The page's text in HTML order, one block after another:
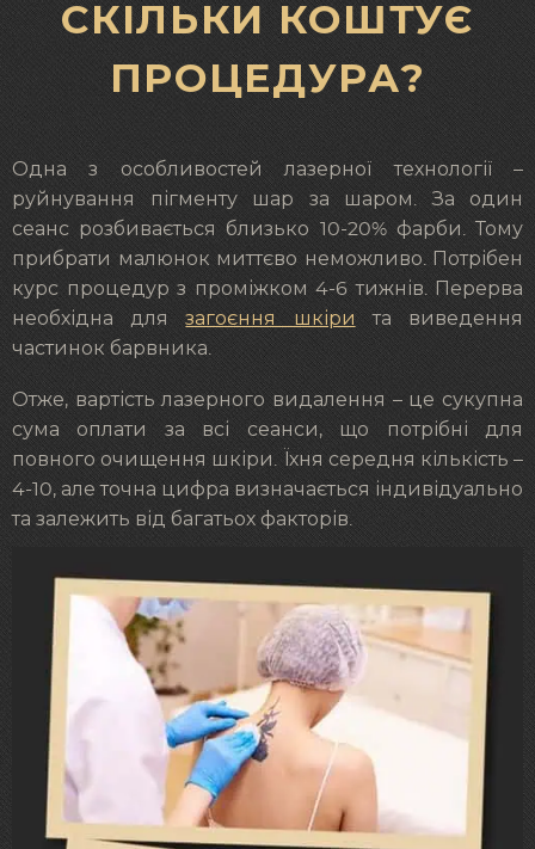
СКІЛЬКИ КОШТУЄ
ПРОЦЕДУРА?
Одна з особливостей лазерної технології –
руйнування пігменту шар за шаром. За один
сеанс розбивається близько 10-20% фарби. Тому
прибрати малюнок миттєво неможливо. Потрібен
курс процедур з проміжком 4-6 тижнів. Перерва
необхідна длязагоєння шкірита виведення
частинок барвника.
Отже, вартість лазерного видалення – це сукупна
сума оплати за всі сеанси, що потрібні для
повного очищення шкіри. Їхня середня кількість –
4-10, але точна цифра визначається індивідуально
та залежить від багатьох факторів.